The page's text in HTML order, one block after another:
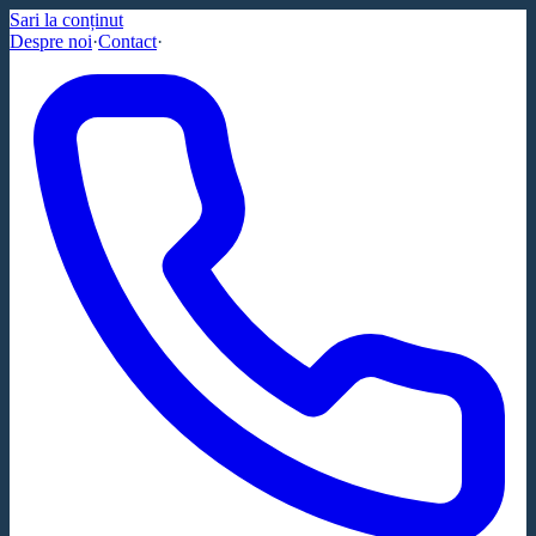
Sari la conținut
Despre noi·Contact·